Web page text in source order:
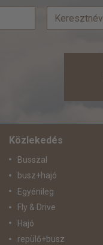
Közlekedés
Busszal
busz+hajó
Egyénileg
Fly & Drive
Hajó
repülő+busz